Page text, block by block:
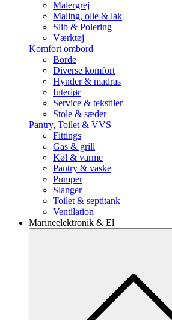
Malergrej
Maling, olie & lak
Slib & Polering
Værktøj
Komfort ombord
Borde
Diverse komfort
Hynder & madras
Interiør
Service & tekstiler
Stole & sæder
Pantry, Toilet & VVS
Fittings
Gas & grill
Køl & varme
Pantry & vaske
Pumper
Slanger
Toilet & septitank
Ventilation
Marineelektronik & El